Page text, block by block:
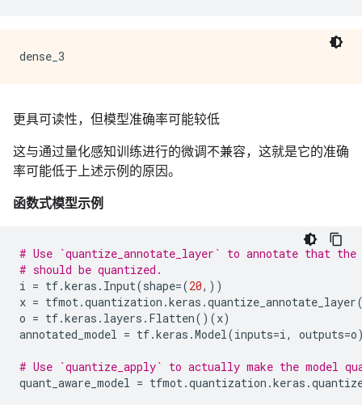
更具可读性，但模型准确率可能较低
这与通过量化感知训练进行的微调不兼容，这就是它的准确
率可能低于上述示例的原因。
函数式模型示例
# Use `quantize_annotate_layer` to annotate that the
# should be quantized.
i = tf.keras . Input(shape=(20,))
x = tfmot.quantization .keras .quantize_annotate_layer
o = tf.keras . layers . Flatten()(x)
annotated_model = tf.keras .Model(inputs=i, outputs=o
# Use `quantize_apply` to actually make the model
quant_aware_model = tfmot.quantization .keras .